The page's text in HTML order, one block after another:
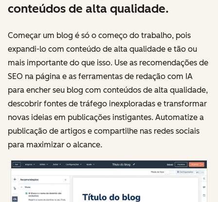
conteúdos de alta qualidade.
Começar um blog é só o começo do trabalho, pois
expandi-lo com conteúdo de alta qualidade e tão ou
mais importante do que isso. Use as recomendações de
SEO na página e as ferramentas de redação com IA
para encher seu blog com conteúdos de alta qualidade,
descobrir fontes de tráfego inexploradas e transformar
novas ideias em publicações instigantes. Automatize a
publicação de artigos e compartilhe nas redes sociais
para maximizar o alcance.